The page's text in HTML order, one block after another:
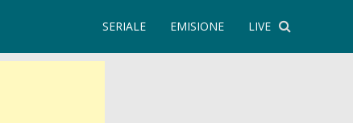
LIVE
EMISIONE
SERIALE